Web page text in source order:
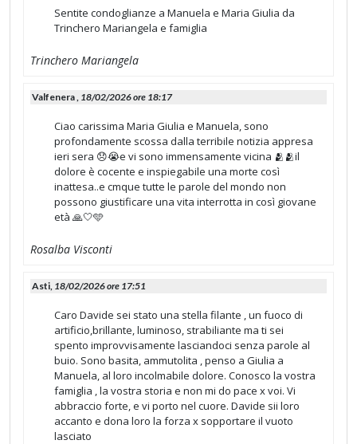
Sentite condoglianze a Manuela e Maria Giulia da
Trinchero Mariangela e famiglia
Trinchero Mariangela
Valfenera , 18/02/2026 ore 18:17
Ciao carissima Maria Giulia e Manuela, sono
profondamente scossa dalla terribile notizia appresa
ieri sera 😞😭e vi sono immensamente vicina 🫂🫂il
dolore è cocente e inspiegabile una morte così
inattesa..e cmque tutte le parole del mondo non
possono giustificare una vita interrotta in così giovane
età 🙏🤍🩵
Rosalba Visconti
Asti, 18/02/2026 ore 17:51
Caro Davide sei stato una stella filante , un fuoco di
artificio,brillante, luminoso, strabiliante ma ti sei
spento improvvisamente lasciandoci senza parole al
buio. Sono basita, ammutolita , penso a Giulia a
Manuela, al loro incolmabile dolore. Conosco la vostra
famiglia , la vostra storia e non mi do pace x voi. Vi
abbraccio forte, e vi porto nel cuore. Davide sii loro
accanto e dona loro la forza x sopportare il vuoto
lasciato